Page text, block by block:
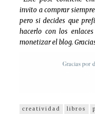
invito a comprar
pero si decides que
hacerlo con los
monetizar el blog.
creatividad libros